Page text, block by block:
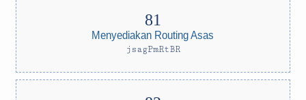
Menyediakan Routing Asas
jsagPmRtBR